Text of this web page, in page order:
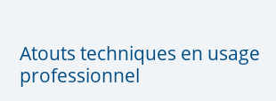
Atouts techniques en usage
professionnel